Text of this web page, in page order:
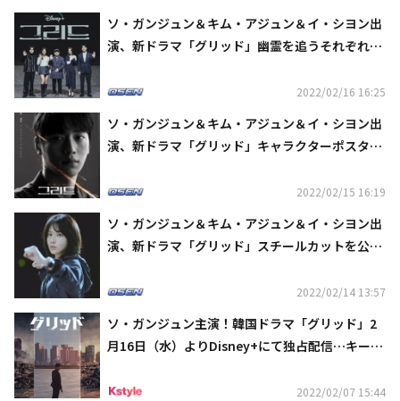
ソ・ガンジュン＆キム・アジュン＆イ・シヨン出
演、新ドラマ「グリッド」幽霊を追うそれぞれの
2022/02/16 16:25
ソ・ガンジュン＆キム・アジュン＆イ・シヨン出
演、新ドラマ「グリッド」キャラクターポスター
2022/02/15 16:19
ソ・ガンジュン＆キム・アジュン＆イ・シヨン出
演、新ドラマ「グリッド」スチールカットを公
2022/02/14 13:57
ソ・ガンジュン主演！韓国ドラマ「グリッド」2
月16日（水）よりDisney+にて独占配信…キービ
2022/02/07 15:44